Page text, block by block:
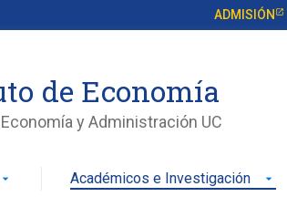
ADMISIÓN
de Economía
y Administración UC
arrow_drop_down Académicos e Investigación arrow_drop_down